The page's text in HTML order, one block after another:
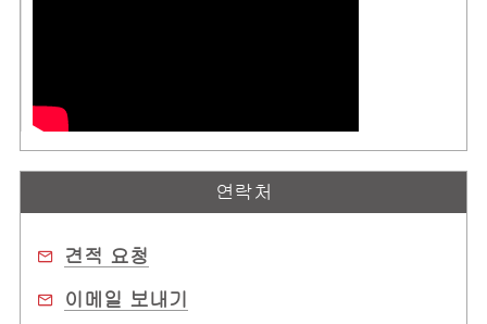
연락처
견적 요청
이메일 보내기